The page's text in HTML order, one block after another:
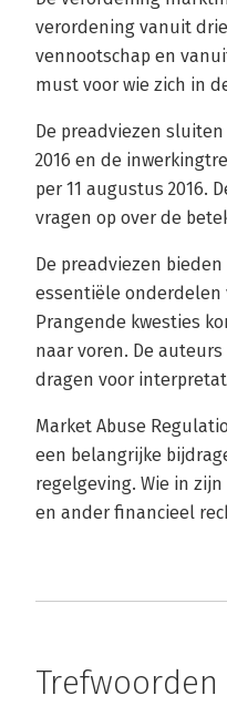
verordening vanuit
vennootschap en
must voor wie zich in
De preadviezen
2016 en de
per 11 augustus 2016.
vragen op over de
De preadviezen
essentiële onderdelen
Prangende kwesties
naar voren. De
dragen voor
Market Abuse
een belangrijke
regelgeving. Wie in
en ander financieel
Trefwoorden